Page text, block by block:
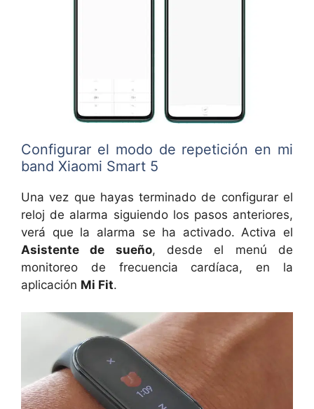
Configurar el modo de repetición en mi
band Xiaomi Smart 5
Una vez que hayas terminado de configurar el
reloj de alarma siguiendo los pasos anteriores,
verá que la alarma se ha activado. Activa el
Asistente de sueño, desde el menú de
monitoreo de frecuencia cardíaca, en la
aplicación Mi Fit.